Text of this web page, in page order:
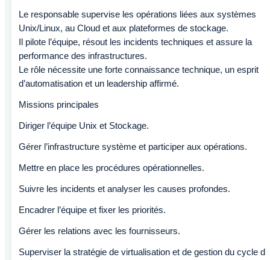
Le responsable supervise les opérations liées aux systèmes
Unix/Linux, au Cloud et aux plateformes de stockage.
Il pilote l’équipe, résout les incidents techniques et assure la
performance des infrastructures.
Le rôle nécessite une forte connaissance technique, un esprit
d’automatisation et un leadership affirmé.
Missions principales
Diriger l’équipe Unix et Stockage.
Gérer l’infrastructure système et participer aux opérations.
Mettre en place les procédures opérationnelles.
Suivre les incidents et analyser les causes profondes.
Encadrer l’équipe et fixer les priorités.
Gérer les relations avec les fournisseurs.
Superviser la stratégie de virtualisation et de gestion du cycle de